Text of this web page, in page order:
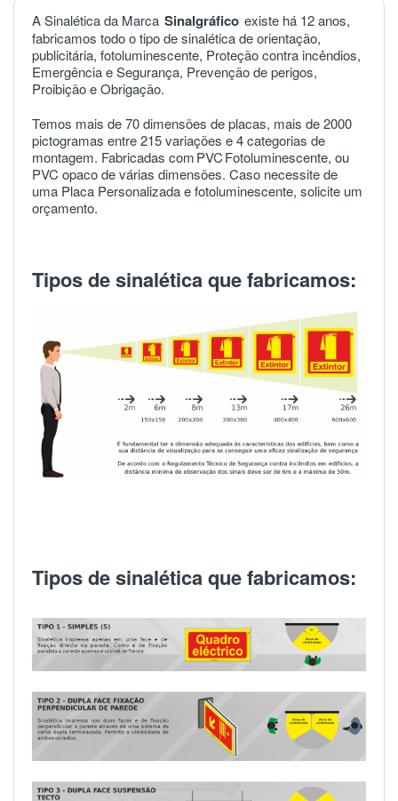
A Sinalética da Marca Sinalgráfico existe há 12 anos,
fabricamos todo o tipo de sinalética de orientação,
publicitária, fotoluminescente, Proteção contra incêndios,
Emergência e Segurança, Prevenção de perigos,
Proibição e Obrigação.
Temos mais de 70 dimensões de placas, mais de 2000
pictogramas entre 215 variações e 4 categorias de
montagem. Fabricadas comPVCFotoluminescente, ou
PVC opaco de várias dimensões. Caso necessite de
uma Placa Personalizada e fotoluminescente, solicite um
orçamento.
Tipos de sinalética que fabricamos:
Tipos de sinalética que fabricamos: